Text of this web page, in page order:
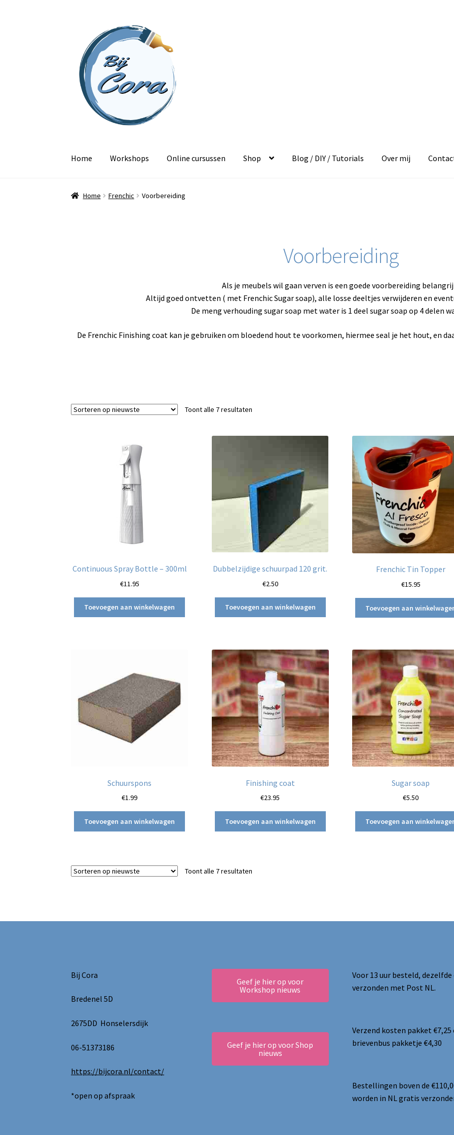
naar
navigatie
inhoud
Home Workshops Online cursussen Shop Blog / DIY / Tutorials Over mij
Home Frenchic Voorbereiding
Voorbereiding
Als je meubels wil gaan verven is een goede voorbereiding
Altijd goed ontvetten ( met Frenchic Sugar soap), alle losse deeltjes verwijderen en
De meng verhouding sugar soap met water is 1 deel sugar soap op 4 delen
De Frenchic Finishing coat kan je gebruiken om bloedend hout te voorkomen, hiermee seal je het hout, en
Toont alle 7 resultaten
Continuous Spray Bottle – 300ml
€11.95
Toevoegen aan winkelwagen
Dubbelzijdige schuurpad 120 grit.
€2.50
Toevoegen aan winkelwagen
Frenchic Tin Topper
€15.95
Toevoegen aan
Schuurspons
€1.99
Toevoegen aan winkelwagen
Finishing coat
€23.95
Toevoegen aan winkelwagen
Sugar soap
€5.50
Toevoegen aan
Toont alle 7 resultaten
Bij Cora
Bredenel 5D
2675DD Honselersdijk
06-51373186
https://bijcora.nl/contact/
*open op afspraak
Geef je hier op voor
Workshop nieuws
Geef je hier op voor Shop
nieuws
Voor 13 uur besteld, dezelfde
verzonden met Post NL.
Verzend kosten pakket €7,25
brievenbus pakketje €4,30
Bestellingen boven de
worden in NL gratis